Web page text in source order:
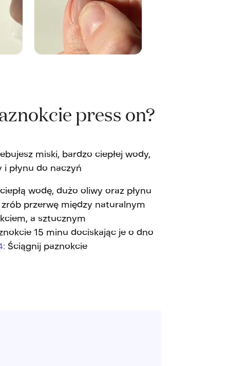
press on?
miski, bardzo ciepłej wody,
i płynu do naczyń
wodę, dużo oliwy oraz płynu
zrób przerwę między naturalnym
a sztucznym
15 minu dociskając je o dno
Ściągnij paznokcie